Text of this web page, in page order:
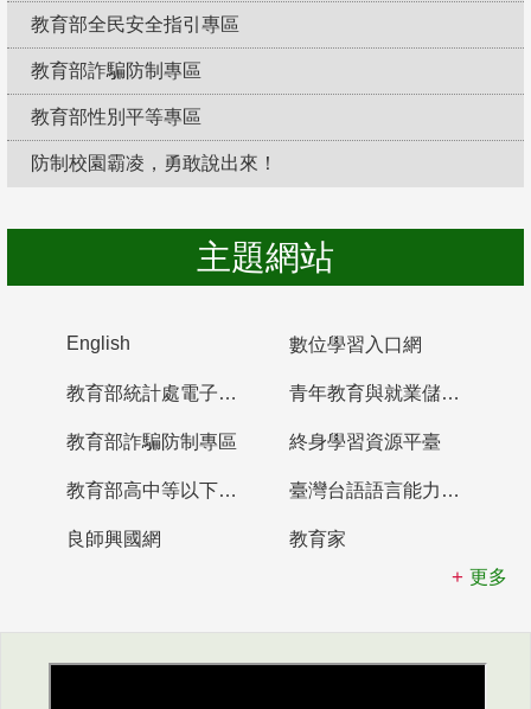
教育部全民安全指引專區
教育部詐騙防制專區
教育部性別平等專區
防制校園霸凌，勇敢說出來！
主題網站
English 數位學習入口網
教育部統計處電子書櫃 青年教育與就業儲蓄帳戶
教育部詐騙防制專區 終身學習資源平臺
教育部高中等以下學校及幼兒園教師資格檢定考試 臺灣台語語言能力認證網站
良師興國網
教育家
更多